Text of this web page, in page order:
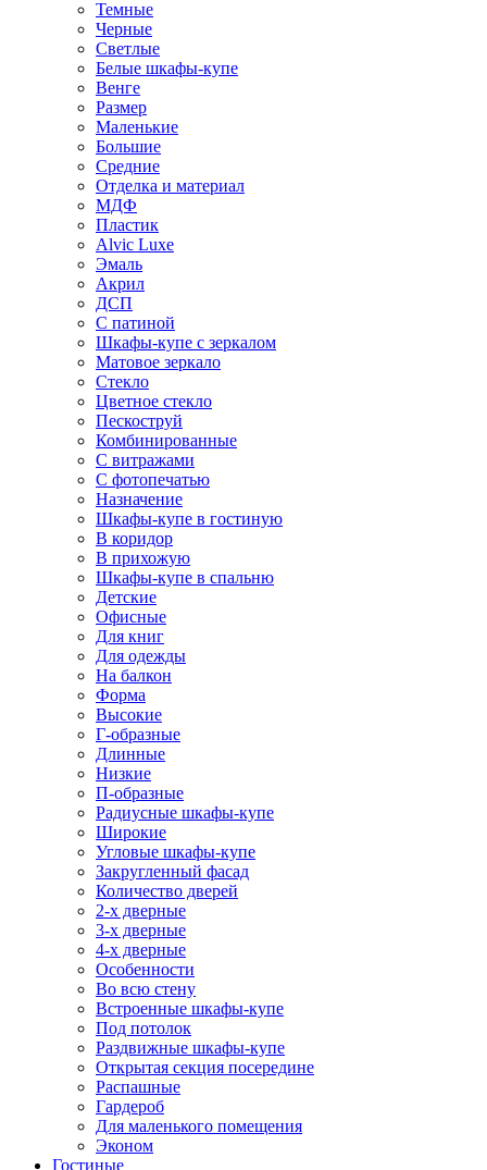
Темные
Черные
Светлые
Белые шкафы-купе
Венге
Размер
Маленькие
Большие
Средние
Отделка и материал
МДФ
Пластик
Alvic Luxe
Эмаль
Акрил
ДСП
С патиной
Шкафы-купе с зеркалом
Матовое зеркало
Стекло
Цветное стекло
Пескоструй
Комбинированные
С витражами
С фотопечатью
Назначение
Шкафы-купе в гостиную
В коридор
В прихожую
Шкафы-купе в спальню
Детские
Офисные
Для книг
Для одежды
На балкон
Форма
Высокие
Г-образные
Длинные
Низкие
П-образные
Радиусные шкафы-купе
Широкие
Угловые шкафы-купе
Закругленный фасад
Количество дверей
2-х дверные
3-х дверные
4-х дверные
Особенности
Во всю стену
Встроенные шкафы-купе
Под потолок
Раздвижные шкафы-купе
Открытая секция посередине
Распашные
Гардероб
Для маленького помещения
Эконом
Гостиные